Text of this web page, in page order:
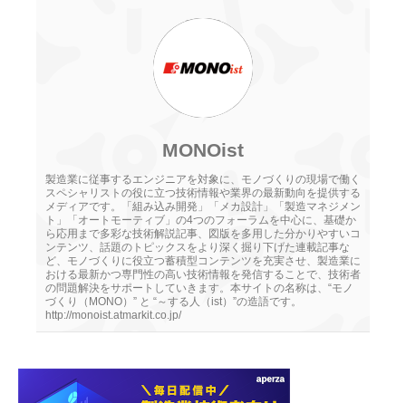
MONOist
製造業に従事するエンジニアを対象に、モノづくりの現場で働く
スペシャリストの役に立つ技術情報や業界の最新動向を提供する
メディアです。「組み込み開発」「メカ設計」「製造マネジメン
ト」「オートモーティブ」の4つのフォーラムを中心に、基礎か
ら応用まで多彩な技術解説記事、図版を多用した分かりやすいコ
ンテンツ、話題のトピックスをより深く掘り下げた連載記事な
ど、モノづくりに役立つ蓄積型コンテンツを充実させ、製造業に
おける最新かつ専門性の高い技術情報を発信することで、技術者
の問題解決をサポートしていきます。本サイトの名称は、“モノ
づくり（MONO）” と “～する人（ist）”の造語です。
http://monoist.atmarkit.co.jp/